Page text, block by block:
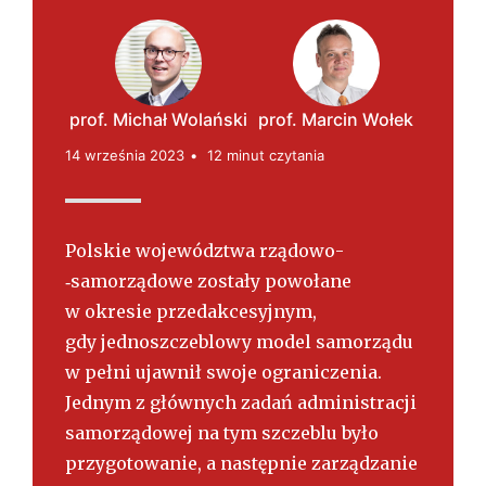
prof. Michał Wolański prof. Marcin Wołek
14 września 2023 12 minut czytania
Polskie województwa rządowo­
‑samorządowe zostały powołane
w okresie przedakcesyjnym,
gdy jednoszczeblowy model samorządu
w pełni ujawnił swoje ograniczenia.
Jednym z głównych zadań administracji
samorządowej na tym szczeblu było
przygotowanie, a następnie zarządzanie